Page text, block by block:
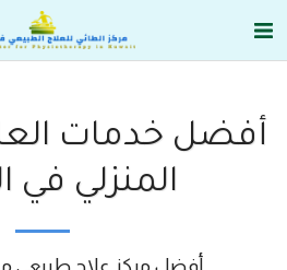
أفضل خدمات
المنزلي في
أفضل مركز علاج طبيعي